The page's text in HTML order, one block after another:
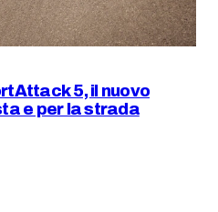
5, il nuovo
e per la strada